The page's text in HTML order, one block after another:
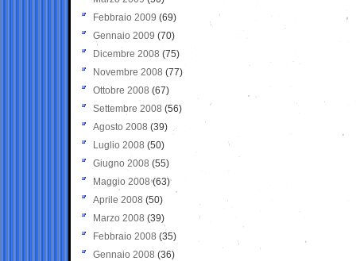
Febbraio 2009 (69)
Gennaio 2009 (70)
Dicembre 2008 (75)
Novembre 2008 (77)
Ottobre 2008 (67)
Settembre 2008 (56)
Agosto 2008 (39)
Luglio 2008 (50)
Giugno 2008 (55)
Maggio 2008(63)
Aprile 2008 (50)
Marzo 2008 (39)
Febbraio 2008 (35)
Gennaio 2008 (36)